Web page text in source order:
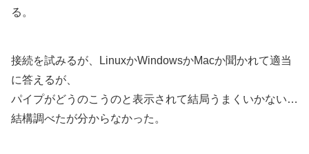
る。
接続を試みるが、LinuxかWindowsかMacか聞かれて適当
に答えるが、
パイプがどうのこうのと表示されて結局うまくいかない…
結構調べたが分からなかった。